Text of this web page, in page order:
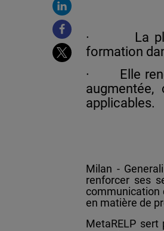
· La
formation
· Elle
applicables.
Milan -
renforcer ses
communication
en matière de
MetaRELP